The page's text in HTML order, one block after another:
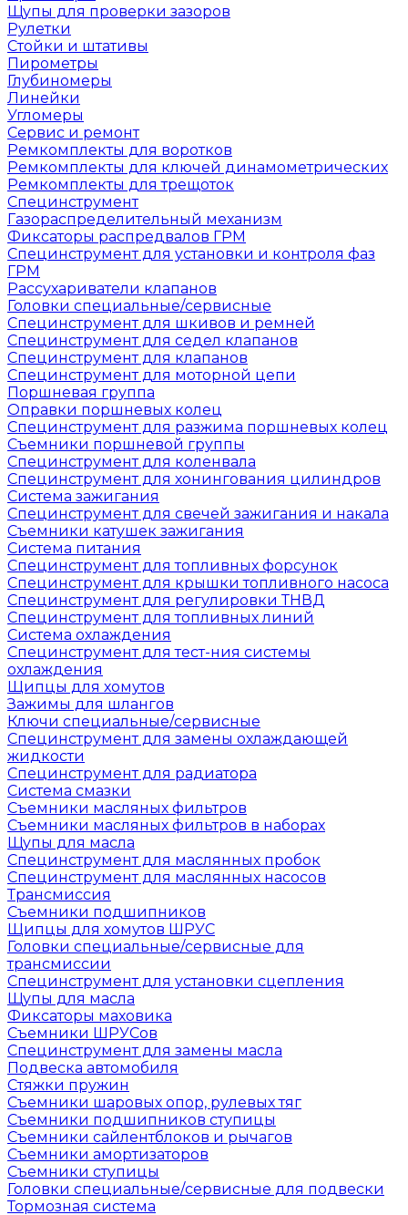
Щупы для проверки зазоров
Рулетки
Стойки и штативы
Пирометры
Глубиномеры
Линейки
Угломеры
Сервис и ремонт
Ремкомплекты для воротков
Ремкомплекты для ключей динамометрических
Ремкомплекты для трещоток
Специнструмент
Газораспределительный механизм
Фиксаторы распредвалов ГРМ
Специнструмент для установки и контроля фаз
ГРМ
Рассухариватели клапанов
Головки специальные/сервисные
Специнструмент для шкивов и ремней
Специнструмент для седел клапанов
Специнструмент для клапанов
Специнструмент для моторной цепи
Поршневая группа
Оправки поршневых колец
Специнструмент для разжима поршневых колец
Съемники поршневой группы
Специнструмент для коленвала
Специнструмент для хонингования цилиндров
Система зажигания
Специнструмент для свечей зажигания и накала
Съемники катушек зажигания
Система питания
Специнструмент для топливных форсунок
Специнструмент для крышки топливного насоса
Специнструмент для регулировки ТНВД
Специнструмент для топливных линий
Система охлаждения
Специнструмент для тест-ния системы
охлаждения
Щипцы для хомутов
Зажимы для шлангов
Ключи специальные/сервисные
Специнструмент для замены охлаждающей
жидкости
Специнструмент для радиатора
Система смазки
Съемники масляных фильтров
Съемники масляных фильтров в наборах
Щупы для масла
Специнструмент для маслянных пробок
Специнструмент для маслянных насосов
Трансмиссия
Съемники подшипников
Щипцы для хомутов ШРУС
Головки специальные/сервисные для
трансмиссии
Специнструмент для установки сцепления
Щупы для масла
Фиксаторы маховика
Съемники ШРУСов
Специнструмент для замены масла
Подвеска автомобиля
Стяжки пружин
Съемники шаровых опор, рулевых тяг
Съемники подшипников ступицы
Съемники сайлентблоков и рычагов
Съемники амортизаторов
Съемники ступицы
Головки специальные/сервисные для подвески
Тормозная система